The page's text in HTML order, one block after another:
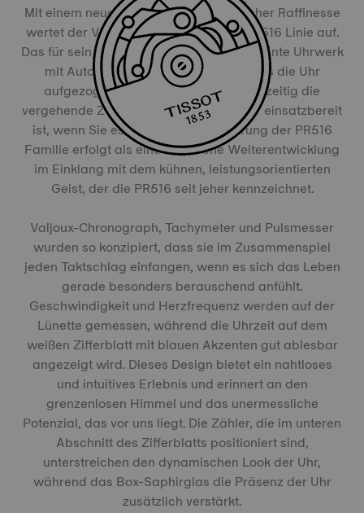
Mit einem neuen Niveau an mechanischer Raffinesse
wertet der Valjoux-Chronograph die PR516 Linie auf.
Das für sein ausgeklügeltes Design bekannte Uhrwerk
mit Automatikaufzug sorgt dafür, dass die Uhr
aufgezogen wird, während sie gleichzeitig die
vergehende Zeit misst, und somit immer einsatzbereit
ist, wenn Sie es sind. Diese Erweiterung der PR516
Familie erfolgt als eine natürliche Weiterentwicklung
im Einklang mit dem kühnen, leistungsorientierten
Geist, der die PR516 seit jeher kennzeichnet.
Valjoux-Chronograph, Tachymeter und Pulsmesser
wurden so konzipiert, dass sie im Zusammenspiel
jeden Taktschlag einfangen, wenn es sich das Leben
gerade besonders berauschend anfühlt.
Geschwindigkeit und Herzfrequenz werden auf der
Lünette gemessen, während die Uhrzeit auf dem
weißen Zifferblatt mit blauen Akzenten gut ablesbar
angezeigt wird. Dieses Design bietet ein nahtloses
und intuitives Erlebnis und erinnert an den
grenzenlosen Himmel und das unermessliche
Potenzial, das vor uns liegt. Die Zähler, die im unteren
Abschnitt des Zifferblatts positioniert sind,
unterstreichen den dynamischen Look der Uhr,
während das Box-Saphirglas die Präsenz der Uhr
zusätzlich verstärkt.